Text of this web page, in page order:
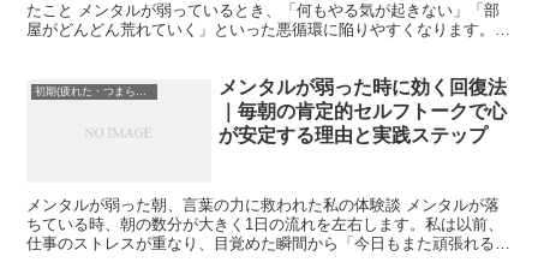
たこと メンタルが弱っているとき、「何もやる気が起きない」「部
屋がどんどん荒れていく」といった悪循環に陥りやすくなります。私
メンタルが弱った時に効く回復法
｜毎朝の肯定的セルフトークで心
が安定する理由と実践ステップ
メンタルが弱った朝、言葉の力に救われた私の体験談 メンタルが落
ちている時、朝の数分が大きく1日の流れを左右します。私は以前、
仕事のストレスが重なり、目覚めた瞬間から「今日もまた頑張れる気